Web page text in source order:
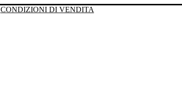
CONDIZIONI DI VENDITA